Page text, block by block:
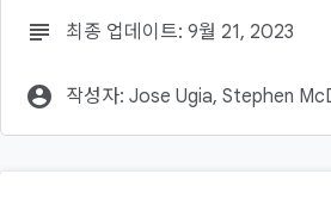
subject 최종 업데이트: 9월 21, 2023
account_circle 작성자: Jose Ugia, Stephen